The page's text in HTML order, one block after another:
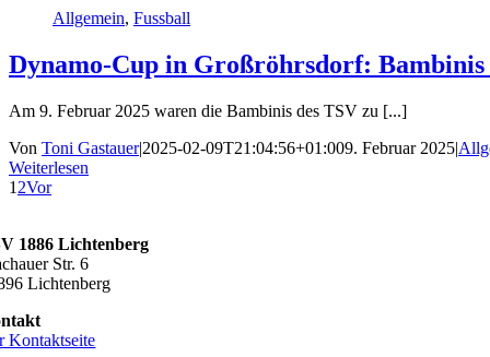
Allgemein, Fussball
Dynamo-Cup in Großröhrsdorf:
Am 9. Februar 2025 waren die Bambinis des TSV zu [...]
Von Toni Gastauer|2025-02-09T21:04:56+01:009. Februar 2025|
Weiterlesen
1 2Vor
1886 Lichtenberg
Str. 6
Lichtenberg
Kontaktseite